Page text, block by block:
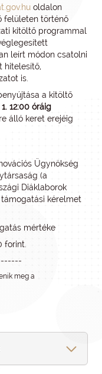
oldalon
felületen történő
kitöltő programmal
leírt módon csatolni
hitelesítő,
is.
a kitöltő
12:00 óráig
álló keret erejéig
Ügynökség
(a
Diáklaborok
kérelmet
mértéke
forint.
meg a